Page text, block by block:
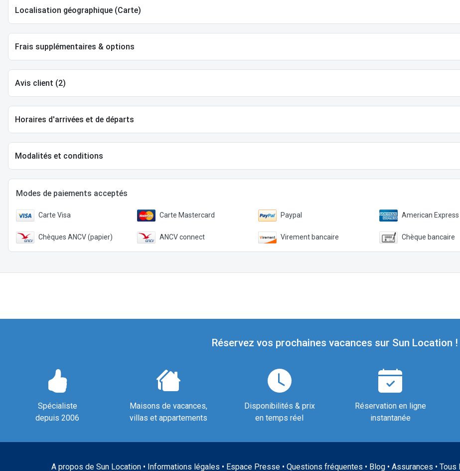
Localisation géographique (Carte)
Frais supplémentaires & options
Avis client (2)
Horaires d'arrivées et de départs
Modalités et conditions
Modes de paiements acceptés
Carte Visa Carte Mastercard Paypal American
Chèques ANCV (papier) ANCV connect Virement bancaire Chèque bancaire
Réservez vos prochaines vacances sur Sun Location !
Spécialiste
depuis 2006
Maisons de vacances,
villas et appartements
Disponibilités & prix
en temps réel
Réservation en ligne
instantanée
A propos de Sun Location• Informations légales • Espace Presse• Questions fréquentes • Blog• Assurances • Tous